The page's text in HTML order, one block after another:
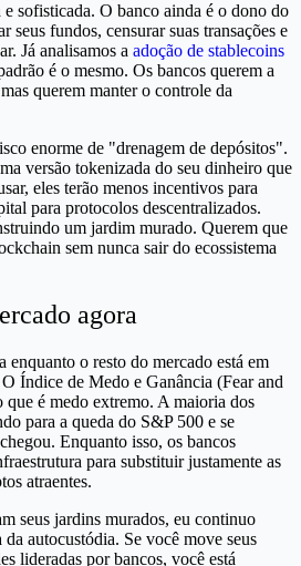
sofisticada. O banco ainda é o dono do
seus fundos, censurar suas transações e
Já analisamos a adoção de stablecoins
é o mesmo. Os bancos querem a
querem manter o controle da
enorme de "drenagem de depósitos".
versão tokenizada do seu dinheiro que
eles terão menos incentivos para
para protocolos descentralizados.
um jardim murado. Querem que
sem nunca sair do ecossistema
agora
enquanto o resto do mercado está em
Índice de Medo e Ganância (Fear and
que é medo extremo. A maioria dos
para a queda do S&P 500 e se
Enquanto isso, os bancos
para substituir justamente as
atraentes.
seus jardins murados, eu continuo
autocustódia. Se você move seus
lideradas por bancos, você está